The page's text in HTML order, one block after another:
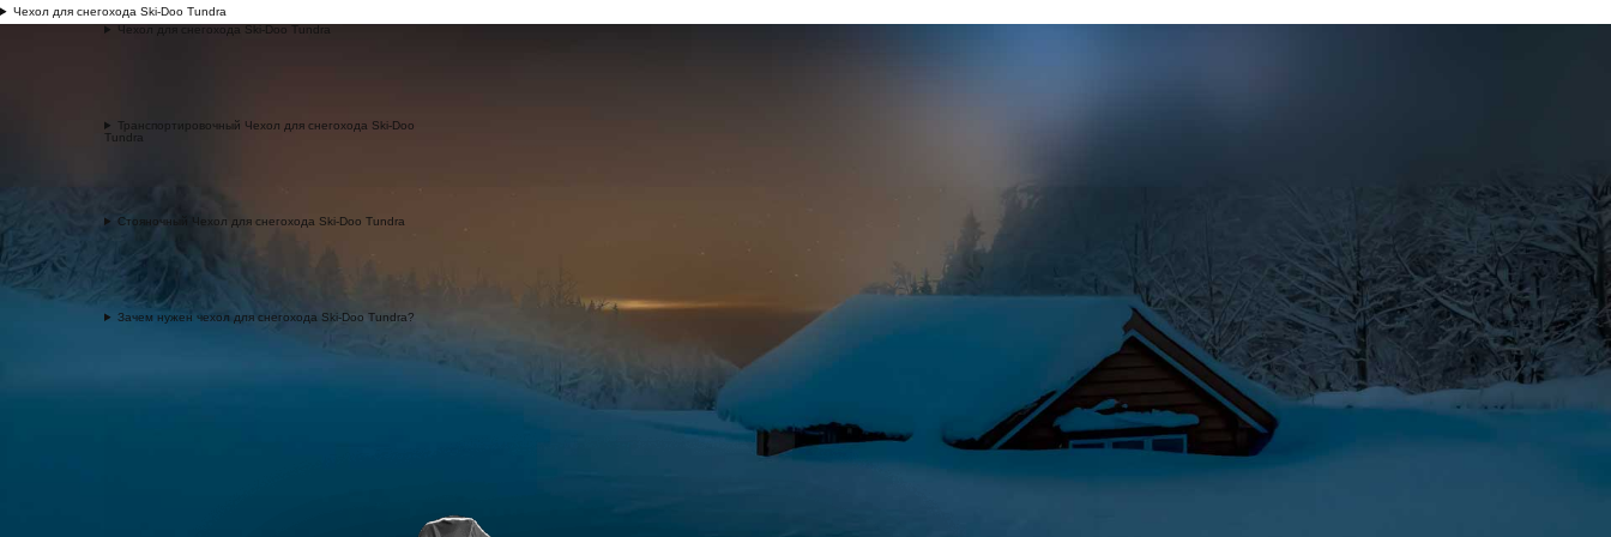
Чехол для снегохода Ski-Doo Tundra
Чехол для снегохода Ski-Doo Tundra
Транспортировочный Чехол для снегохода Ski-Doo
Tundra
Стояночный Чехол для снегохода Ski-Doo Tundra
Зачем нужен чехол для снегохода Ski-Doo Tundra?